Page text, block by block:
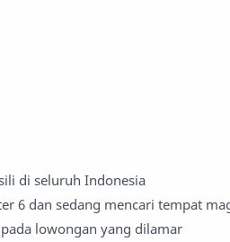
di seluruh Indonesia
6 dan sedang mencari tempat
lowongan yang dilamar